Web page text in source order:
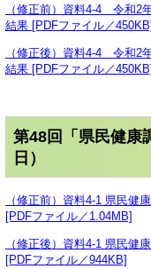
（修正前）資料4-4 令和2
結果 [PDFファイル／450KB]
（修正後）資料4-4 令和2
結果 [PDFファイル／450KB]
第48回「県民健康
日）
（修正前）資料4-1 県民健
[PDFファイル／1.04MB]
（修正後）資料4-1 県民健
[PDFファイル／944KB]